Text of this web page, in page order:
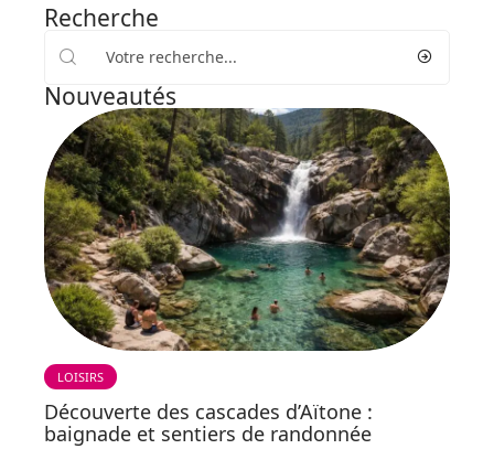
Recherche
Nouveautés
LOISIRS
Découverte des cascades d’Aïtone :
baignade et sentiers de randonnée